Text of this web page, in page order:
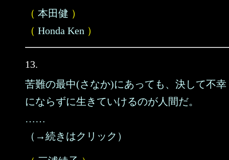
（ 本田健 ）
（ Honda Ken ）
13.
苦難の最中(さなか)にあっても、決して不幸
にならずに生きていけるのが人間だ。
……
（→続きはクリック）